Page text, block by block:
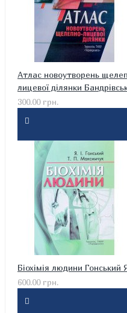
Атлас новоутворень
лицевої ділянки
300.00 грн.
Біохімія людини Гонський
600.00 грн.